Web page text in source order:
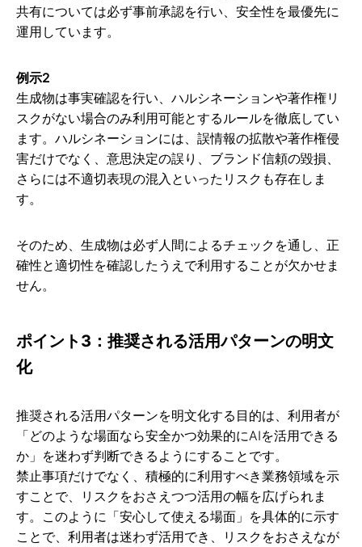
共有については必ず事前承認を行い、安全性を最優先に
運用しています。
例示2
生成物は事実確認を行い、ハルシネーションや著作権リ
スクがない場合のみ利用可能とするルールを徹底してい
ます。ハルシネーションには、誤情報の拡散や著作権侵
害だけでなく、意思決定の誤り、ブランド信頼の毀損、
さらには不適切表現の混入といったリスクも存在しま
す。
そのため、生成物は必ず人間によるチェックを通し、正
確性と適切性を確認したうえで利用することが欠かせま
せん。
ポイント3：推奨される活用パターンの明文
化
推奨される活用パターンを明文化する目的は、利用者が
「どのような場面なら安全かつ効果的にAIを活用できる
か」を迷わず判断できるようにすることです。
禁止事項だけでなく、積極的に利用すべき業務領域を示
すことで、リスクをおさえつつ活用の幅を広げられま
す。このように「安心して使える場面」を具体的に示す
ことで、利用者は迷わず活用でき、リスクをおさえなが